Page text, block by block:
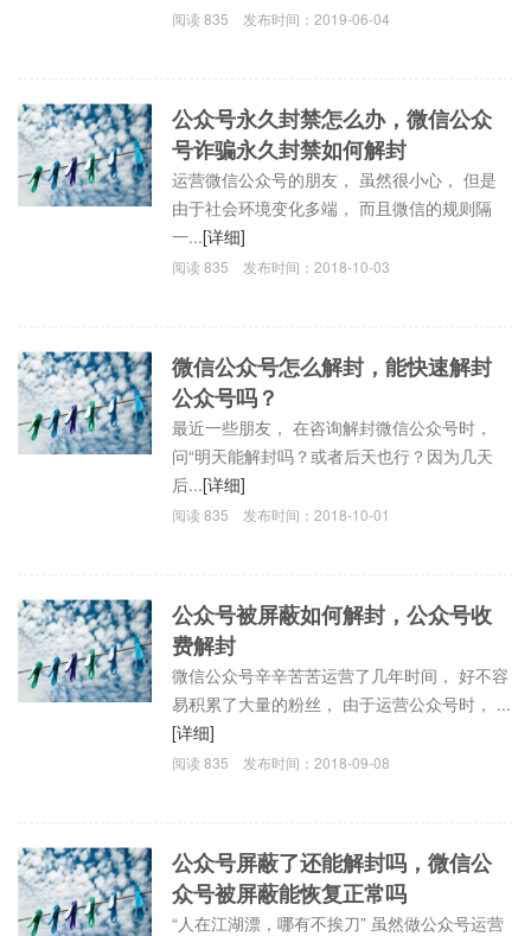
阅读835 发布时间：2019-06-04
公众号永久封禁怎么办，微信公众
号诈骗永久封禁如何解封
运营微信公众号的朋友， 虽然很小心， 但是
由于社会环境变化多端， 而且微信的规则隔
一...[详细]
阅读835 发布时间：2018-10-03
微信公众号怎么解封，能快速解封
公众号吗？
最近一些朋友， 在咨询解封微信公众号时，
问“明天能解封吗？或者后天也行？因为几天
后...[详细]
阅读835 发布时间：2018-10-01
公众号被屏蔽如何解封，公众号收
费解封
微信公众号辛辛苦苦运营了几年时间， 好不容
易积累了大量的粉丝， 由于运营公众号时， ...
[详细]
阅读835 发布时间：2018-09-08
公众号屏蔽了还能解封吗，微信公
众号被屏蔽能恢复正常吗
“人在江湖漂，哪有不挨刀” 虽然做公众号运营